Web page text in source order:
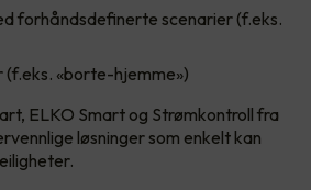
forhåndsdefinerte scenarier (f.eks.
«borte-hjemme»)
ELKO Smart og Strømkontroll fra
løsninger som enkelt kan